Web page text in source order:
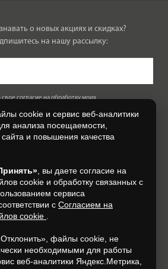
о новых акциях и скидках?
на нашу рассылку:
согласие на обработку моих
данных.
300-007
cookie и сервис веб-аналитики
анализа посещаемости,
и повышения качества
, вы даете согласие на
cookie и обработку связанных с
сервиса
с Согласием на
cookie
файлы cookie, не
необходимыми для работы
веб-аналитики Яндекс.Метрика,